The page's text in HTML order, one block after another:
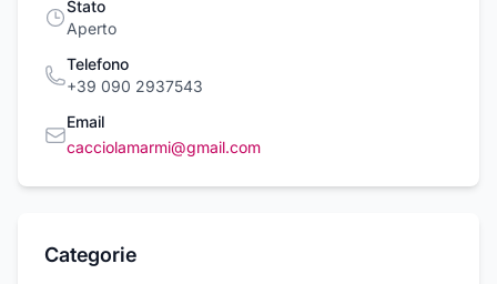
Stato
Aperto
Telefono
+39 090 2937543
Email
cacciolamarmi@gmail.com
Categorie